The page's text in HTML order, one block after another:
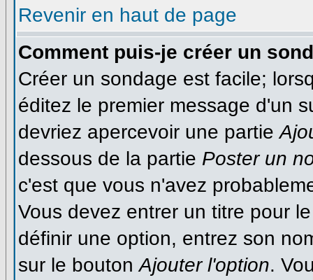
Revenir en haut de page
Comment puis-je créer un
Créer un sondage est facile;
éditez le premier message d'un
devriez apercevoir une partie
dessous de la partie Poster un
c'est que vous n'avez
Vous devez entrer un titre pour
définir une option, entrez son
sur le boutonAjouter l'option.